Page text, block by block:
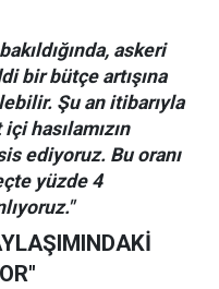
askeri
bir bütçe artışına
Şu an itibarıyla
hasılamızın
ediyoruz. Bu oranı
yüzde 4